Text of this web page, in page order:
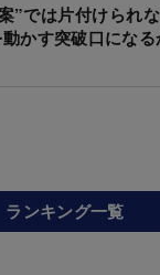
”では片付けられな
かす突破口になる
ランキング一覧